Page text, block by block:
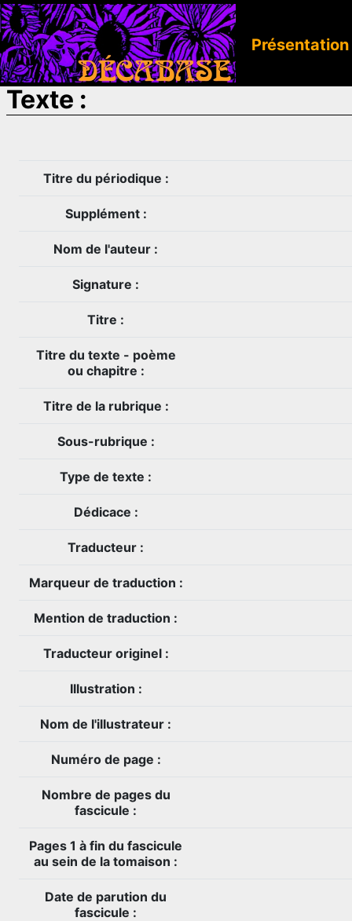
Présentation
Texte :
Titre du périodique :
Supplément :
Nom de l'auteur :
Signature :
Titre :
Titre du texte - poème
ou chapitre :
Titre de la rubrique :
Sous-rubrique :
Type de texte :
Dédicace :
Traducteur :
Marqueur de traduction :
Mention de traduction :
Traducteur originel :
Illustration :
Nom de l'illustrateur :
Numéro de page :
Nombre de pages du
fascicule :
Pages 1 à fin du fascicule
au sein de la tomaison :
Date de parution du
fascicule :